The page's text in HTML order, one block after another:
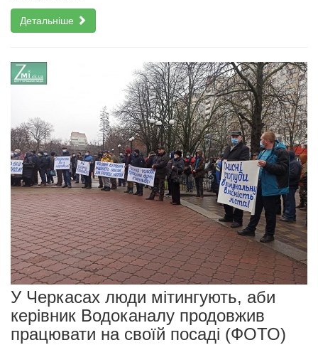
Детальніше
У Черкасах люди мітингують, аби
керівник Водоканалу продовжив
працювати на своїй посаді (ФОТО)